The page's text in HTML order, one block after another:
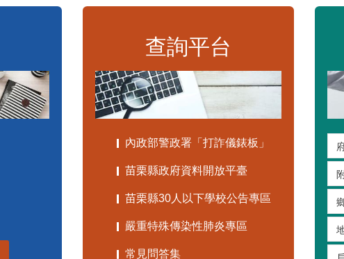
查詢平台
內政部警政署「打詐儀錶板」
苗栗縣政府資料開放平臺
苗栗縣30人以下學校公告專區
嚴重特殊傳染性肺炎專區
常見問答集